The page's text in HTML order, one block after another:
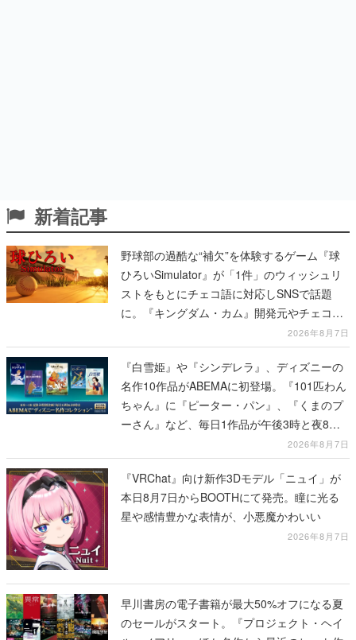
新着記事
野球部の過酷な“補欠”を体験するゲーム『球
ひろいSimulator』が「1件」のウィッシュリ
ストをもとにチェコ語に対応しSNSで話題
に。『キングダム・カム』開発元やチェコの
2026年8月7日
『白雪姫』や『シンデレラ』、ディズニーの
名作10作品がABEMAに初登場。『101匹わん
ちゃん』に『ピーター・パン』、『くまのプ
ーさん』など、毎日1作品が午後3時と夜8時
2026年8月7日
『VRChat』向け新作3Dモデル「ニュイ」が
本日8月7日からBOOTHにて発売。瞳に光る
星や感情豊かな表情が、小悪魔かわいい
2026年8月7日
早川書房の電子書籍が最大50%オフになる夏
のセールがスタート。『プロジェクト・ヘイ